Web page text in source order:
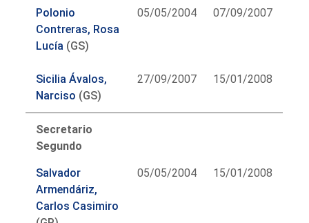
Polonio
Contreras, Rosa
Lucía (GS)
05/05/2004 07/09/2007
Sicilia Ávalos,
Narciso (GS)
27/09/2007 15/01/2008
Secretario
Segundo
Salvador
Armendáriz,
Carlos Casimiro
05/05/2004 15/01/2008